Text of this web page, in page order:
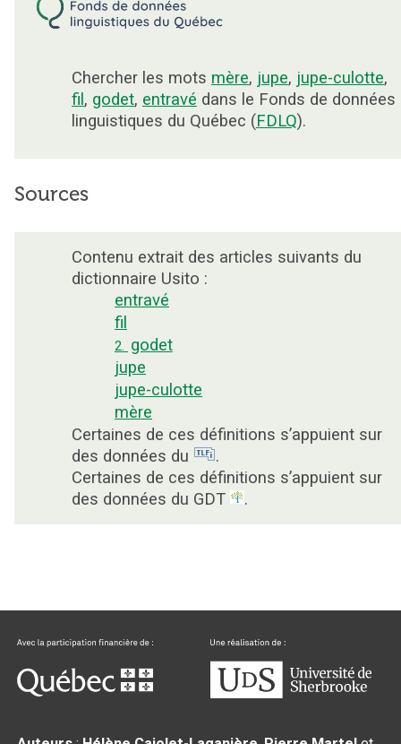
Chercher les mots mère, jupe, jupe-culotte,
fil , godet, entravé dans le Fonds de données
linguistiques du Québec (FDLQ).
Sources
Contenu extrait des articles suivants du
dictionnaire Usito :
entravé
fil
2. godet
jupe
jupe-culotte
mère
Certaines de ces définitions s’appuient sur
des données du
.
Certaines de ces définitions s’appuient sur
des données du GDT
.